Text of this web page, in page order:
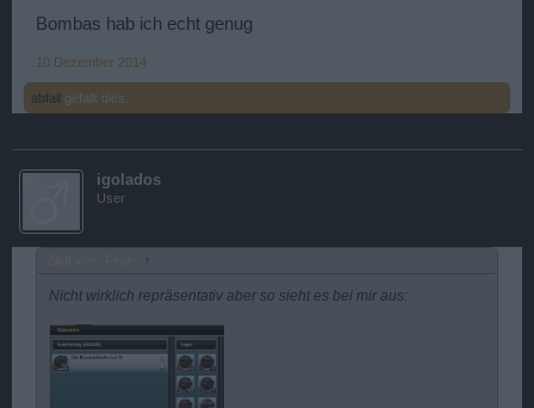
Bombas hab ich echt genug
10 Dezember 2014
abfall gefällt dies.
igolados
User
↑
Nicht wirklich repräsentativ aber so sieht es bei mir aus: